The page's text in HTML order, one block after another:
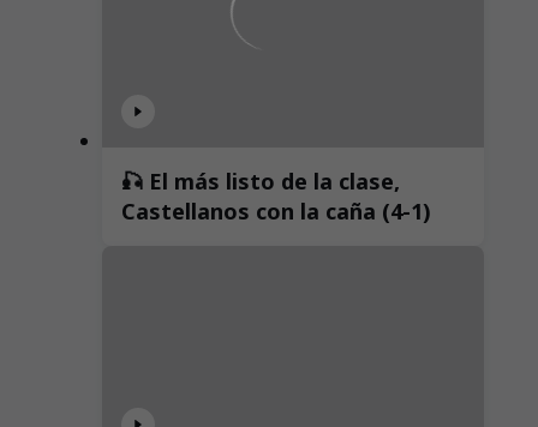
🎣 El más listo de la clase,
Castellanos con la caña (4-1)